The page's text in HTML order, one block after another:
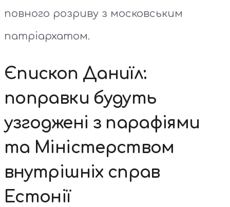
повного розриву з московським
патріархатом.
Єпископ Даниїл:
поправки будуть
узгоджені з парафіями
та Міністерством
внутрішніх справ
Естонії